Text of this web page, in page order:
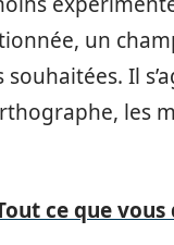
un
Il
les
ce que